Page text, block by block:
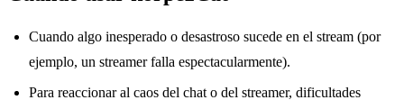
Cuando algo inesperado o desastroso sucede en el stream (por
ejemplo, un streamer falla espectacularmente).
Para reaccionar al caos del chat o del streamer, dificultades